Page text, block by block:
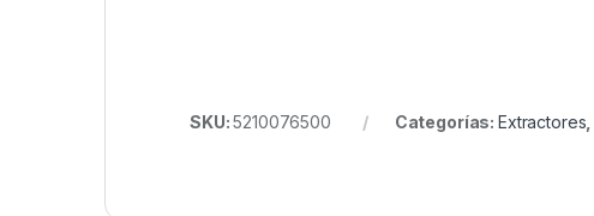
SKU:5210076500 Categorías: Extractores